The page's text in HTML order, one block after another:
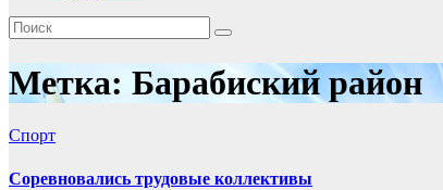
Метка: Барабиский район
Спорт
Соревновались трудовые коллективы